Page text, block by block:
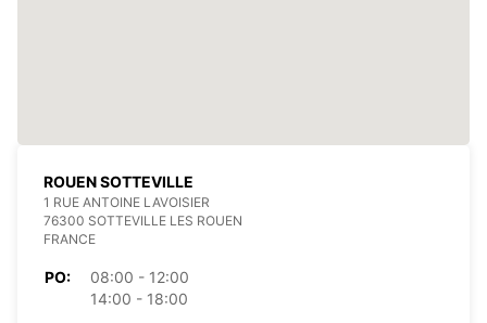
ROUEN SOTTEVILLE
1 RUE ANTOINE LAVOISIER
76300 SOTTEVILLE LES ROUEN
FRANCE
PO:
08:00 - 12:00
14:00 - 18:00